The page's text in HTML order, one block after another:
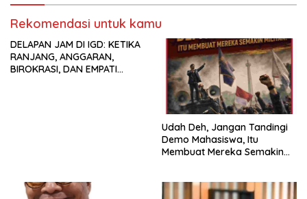
Rekomendasi untuk kamu
DELAPAN JAM DI IGD: KETIKA
RANJANG, ANGGARAN,
BIROKRASI, DAN EMPATI
Udah Deh, Jangan Tandingi
Demo Mahasiswa, Itu
Membuat Mereka Semakin